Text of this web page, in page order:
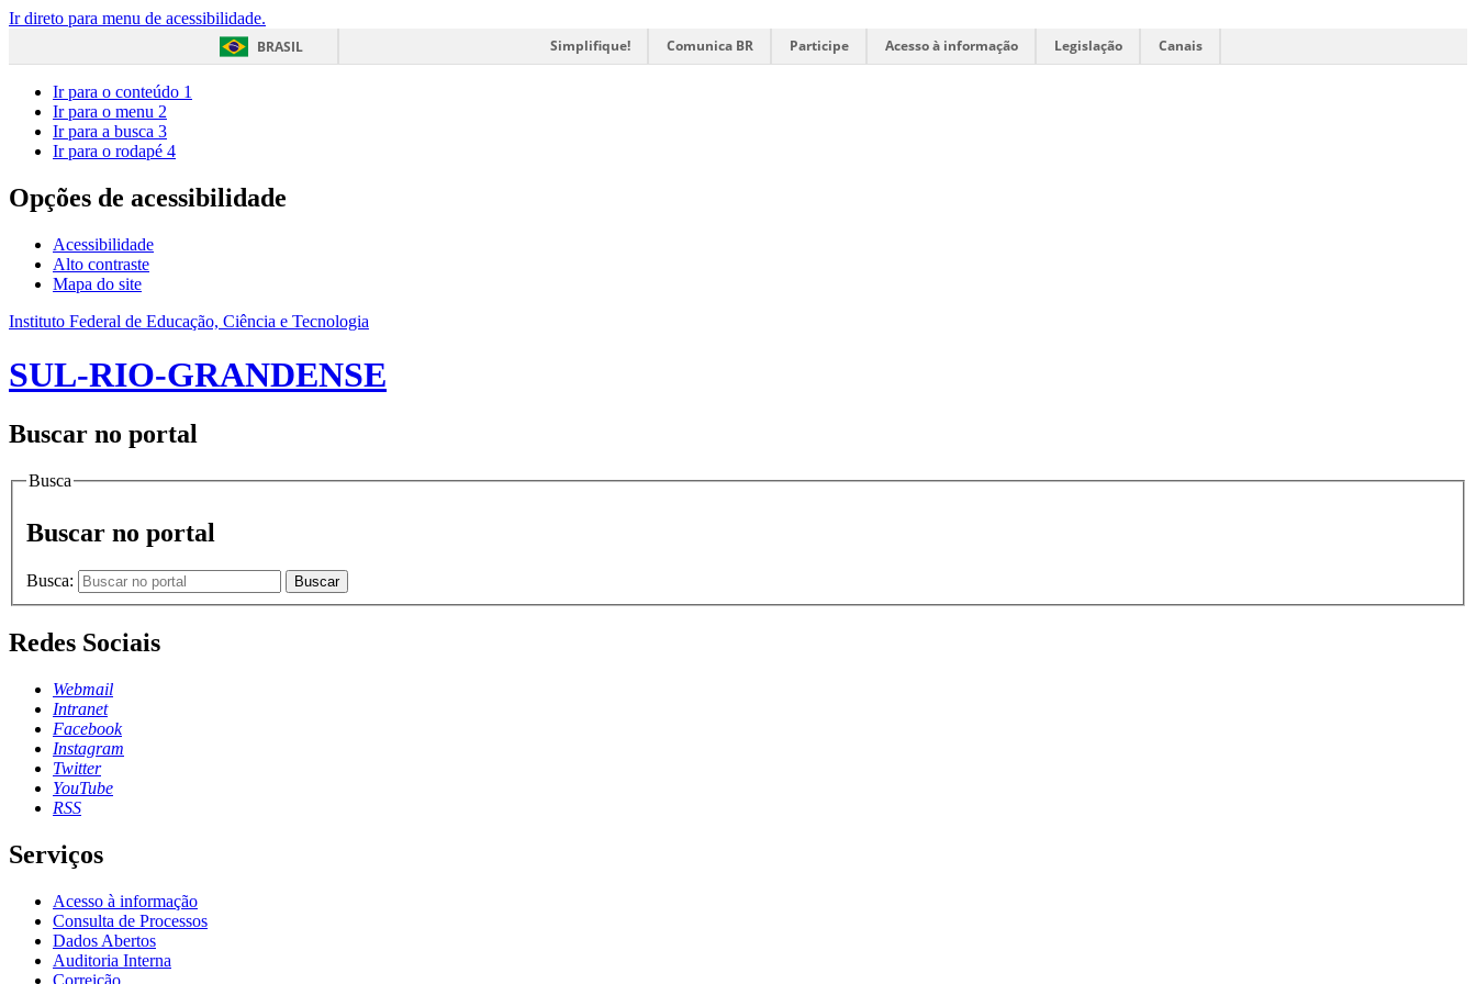
Ir direto para menu de acessibilidade.
BRASIL
Simplifique! Comunica BR Participe Acesso à informação Legislação Canais
Ir para o conteúdo 1
Ir para o menu 2
Ir para a busca 3
Ir para o rodapé 4
Opções de acessibilidade
Acessibilidade
Alto contraste
Mapa do site
Instituto Federal de Educação, Ciência e Tecnologia
SUL-RIO-GRANDENSE
Buscar no portal
Busca
Buscar no portal
Busca: Buscar
Redes Sociais
Webmail
Intranet
Facebook
Instagram
Twitter
YouTube
RSS
Serviços
Acesso à informação
Consulta de Processos
Dados Abertos
Auditoria Interna
Correição